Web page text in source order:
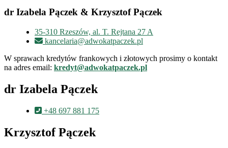
dr Izabela Pączek & Krzysztof Pączek
35-310 Rzeszów, al. T. Rejtana 27 A
kancelaria@adwokatpaczek.pl
W sprawach kredytów frankowych i złotowych prosimy o kontakt
na adres email: kredyt@adwokatpaczek.pl
dr Izabela Pączek
+48 697 881 175
Krzysztof Pączek